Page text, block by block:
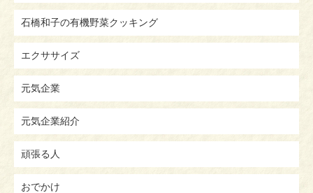
石橋和子の有機野菜クッキング
エクササイズ
元気企業
元気企業紹介
頑張る人
おでかけ